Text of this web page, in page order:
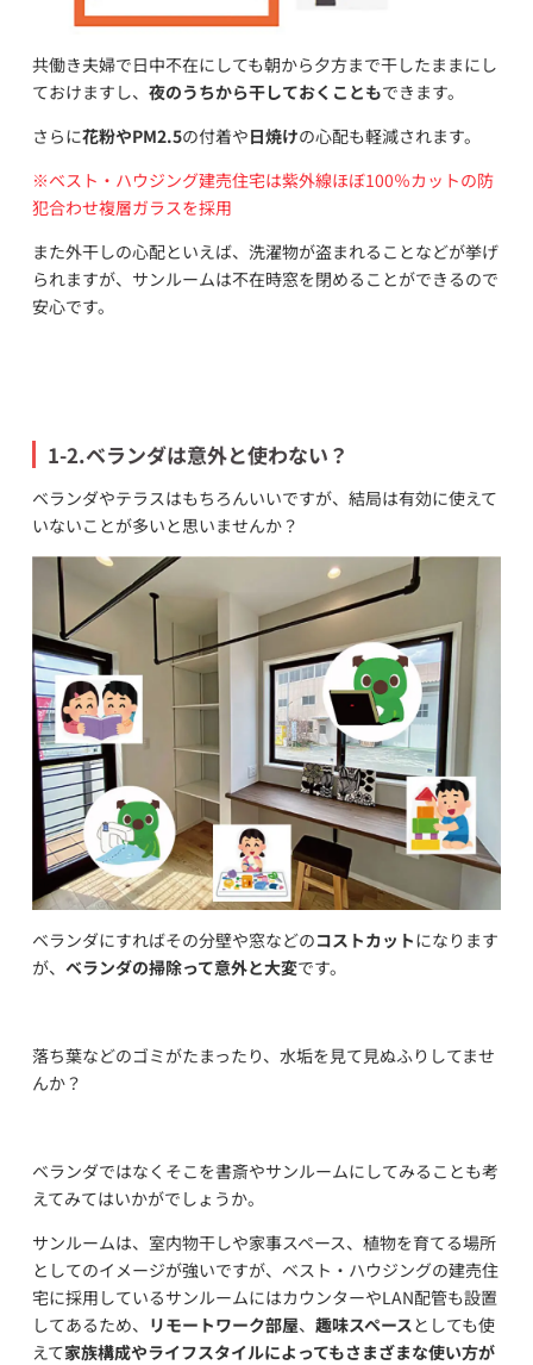
共働き夫婦で日中不在にしても朝から夕方まで干したままにし
ておけますし、 夜のうちから干しておくこともできます。
さらに花粉やPM2.5の付着や日焼けの心配も軽減されます。
※ベスト・ハウジング建売住宅は紫外線ほぼ100％カットの防
犯合わせ複層ガラスを採用
また外干しの心配といえば、洗濯物が盗まれることなどが挙げ
られますが、サンルームは不在時窓を閉めることができるので
安心です。
1-2.ベランダは意外と使わない？
ベランダやテラスはもちろんいいですが、結局は有効に使えて
いないことが多いと思いませんか？
ベランダにすればその分壁や窓などのコストカットになります
が、 ベランダの掃除って意外と大変です。
落ち葉などのゴミがたまったり、水垢を見て見ぬふりしてませ
んか？
ベランダではなくそこを書斎やサンルームにしてみることも考
えてみてはいかがでしょうか。
サンルームは、室内物干しや家事スペース、植物を育てる場所
としてのイメージが強いですが、ベスト・ハウジングの建売住
宅に採用しているサンルームにはカウンターやLAN配管も設置
してあるため、 リモートワーク部屋、 趣味スペースとしても使
えて家族構成やライフスタイルによってもさまざまな使い方が